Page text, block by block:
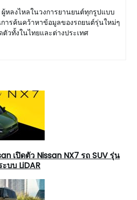
หลงไหลในวงการยานยนต์ทุกรูปแบบ
ารค้นคว้าหาข้อมูลของรถยนต์รุ่นใหม่ๆ
ตัวทั้งในไทยและต่างประเทศ
เปิดตัว Nissan NX7 รถ SUV รุ่น
บบ LiDAR